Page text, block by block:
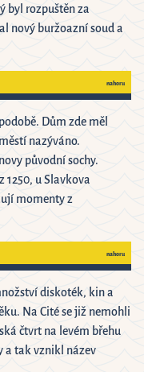
byl rozpuštěn za
nový buržoazní soud a
nahoru
Dům zde měl
nazýváno.
původní sochy.
1250, u Slavkova
momenty z
nahoru
diskoték, kin a
Na Cité se již nemohli
čtvrt na levém břehu
a tak vznikl název